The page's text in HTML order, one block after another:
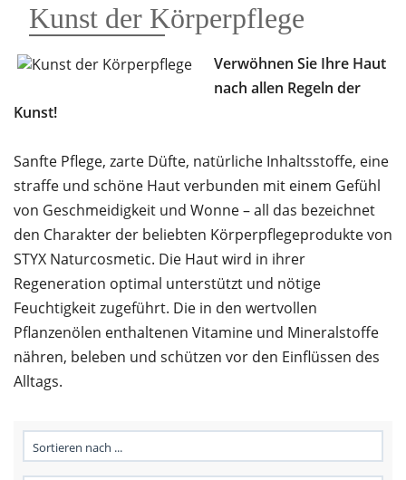
Kunst der Körperpflege
Verwöhnen Sie Ihre Haut
nach allen Regeln der
Kunst!
Sanfte Pflege, zarte Düfte, natürliche Inhaltsstoffe, eine
straffe und schöne Haut verbunden mit einem Gefühl
von Geschmeidigkeit und Wonne – all das bezeichnet
den Charakter der beliebten Körperpflegeprodukte von
STYX Naturcosmetic. Die Haut wird in ihrer
Regeneration optimal unterstützt und nötige
Feuchtigkeit zugeführt. Die in den wertvollen
Pflanzenölen enthaltenen Vitamine und Mineralstoffe
nähren, beleben und schützen vor den Einflüssen des
Alltags.